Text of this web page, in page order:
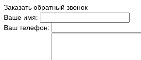
Заказать обратный звонок
Ваше имя:
Ваш телефон: